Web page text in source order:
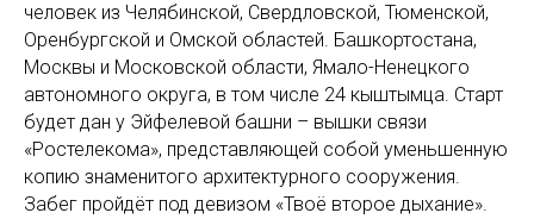
человек из Челябинской, Свердловской, Тюменской,
Оренбургской и Омской областей. Башкортостана,
Москвы и Московской области, Ямало-Ненецкого
автономного округа, в том числе 24 кыштымца. Старт
будет дан у Эйфелевой башни – вышки связи
«Ростелекома», представляющей собой уменьшенную
копию знаменитого архитектурного сооружения.
Забег пройдёт под девизом «Твоё второе дыхание».